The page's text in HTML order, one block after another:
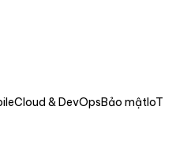
Cloud & DevOpsBảo mậtIoT